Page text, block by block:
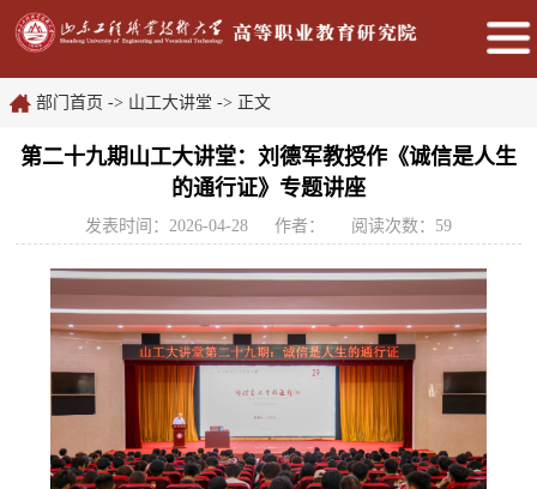
部门首页 -> 山工大讲堂 -> 正文
第二十九期山工大讲堂：刘德军教授作《诚信是人生
的通行证》专题讲座
发表时间：2026-04-28 作者： 阅读次数： 59